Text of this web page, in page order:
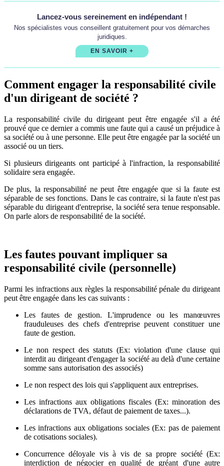
Lancez-vous sereinement en indépendant !
Nos spécialistes vous conseillent gratuitement pour vos démarches
juridiques.
EN SAVOIR +
Comment engager la responsabilité civile
d'un dirigeant de société ?
La responsabilité civile du dirigeant peut être engagée s'il a été
prouvé que ce dernier a commis une faute qui a causé un préjudice à
sa société ou à une personne. Elle peut être engagée par la société un
associé ou un tiers.
Si plusieurs dirigeants ont participé à l'infraction, la responsabilité
solidaire sera engagée.
De plus, la responsabilité ne peut être engagée que si la faute est
séparable de ses fonctions. Dans le cas contraire, si la faute n'est pas
séparable du dirigeant d'entreprise, la société sera tenue responsable.
On parle alors de responsabilité de la société.
Les fautes pouvant impliquer sa
responsabilité civile (personnelle)
Parmi les infractions aux règles la responsabilité pénale du dirigeant
peut être engagée dans les cas suivants :
Les fautes de gestion. L'imprudence ou les manœuvres
frauduleuses des chefs d'entreprise peuvent constituer une
faute de gestion.
Le non respect des statuts (Ex: violation d'une clause qui
interdit au dirigeant d'engager la société au delà d'une certaine
somme sans autorisation des associés)
Le non respect des lois qui s'appliquent aux entreprises.
Les infractions aux obligations fiscales (Ex: minoration des
déclarations de TVA, défaut de paiement de taxes...).
Les infractions aux obligations sociales (Ex: pas de paiement
de cotisations sociales).
Concurrence déloyale vis à vis de sa propre société (Ex:
interdiction de négocier en qualité de gréant d'une autre